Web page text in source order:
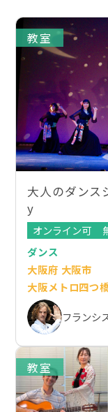
教室
大人のダンス
y
オンライン可
ダンス
大阪府 大阪市
大阪メトロ四つ
フランシ
教室